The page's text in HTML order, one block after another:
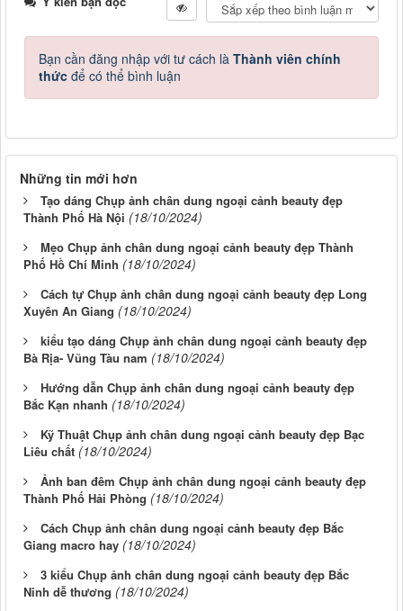
Bạn cần đăng nhập với tư cách là Thành viên chính
thức để có thể bình luận
Những tin mới hơn
Tạo dáng Chụp ảnh chân dung ngoại cảnh beauty đẹp
Thành Phố Hà Nội (18/10/2024)
Mẹo Chụp ảnh chân dung ngoại cảnh beauty đẹp Thành
Phố Hồ Chí Minh (18/10/2024)
Cách tự Chụp ảnh chân dung ngoại cảnh beauty đẹp Long
Xuyên An Giang (18/10/2024)
kiểu tạo dáng Chụp ảnh chân dung ngoại cảnh beauty đẹp
Bà Rịa- Vũng Tàu nam (18/10/2024)
Hướng dẫn Chụp ảnh chân dung ngoại cảnh beauty đẹp
Bắc Kạn nhanh (18/10/2024)
Kỹ Thuật Chụp ảnh chân dung ngoại cảnh beauty đẹp Bạc
Liêu chất (18/10/2024)
Ảnh ban đêm Chụp ảnh chân dung ngoại cảnh beauty đẹp
Thành Phố Hải Phòng (18/10/2024)
Cách Chụp ảnh chân dung ngoại cảnh beauty đẹp Bắc
Giang macro hay (18/10/2024)
3 kiểu Chụp ảnh chân dung ngoại cảnh beauty đẹp Bắc
Ninh dễ thương (18/10/2024)